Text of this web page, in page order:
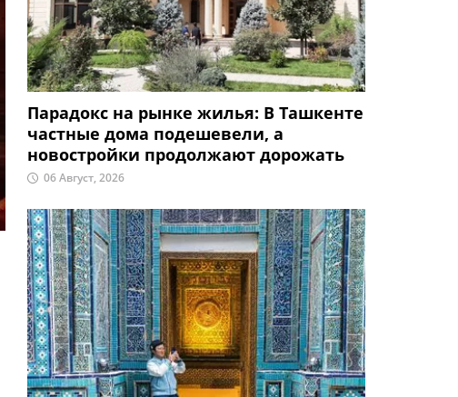
Парадокс на рынке жилья: В Ташкенте
частные дома подешевели, а
новостройки продолжают дорожать
06 Август, 2026